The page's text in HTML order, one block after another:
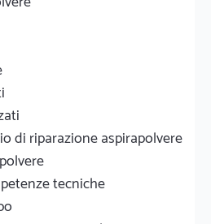
di riparazione aspirapolvere
tecniche